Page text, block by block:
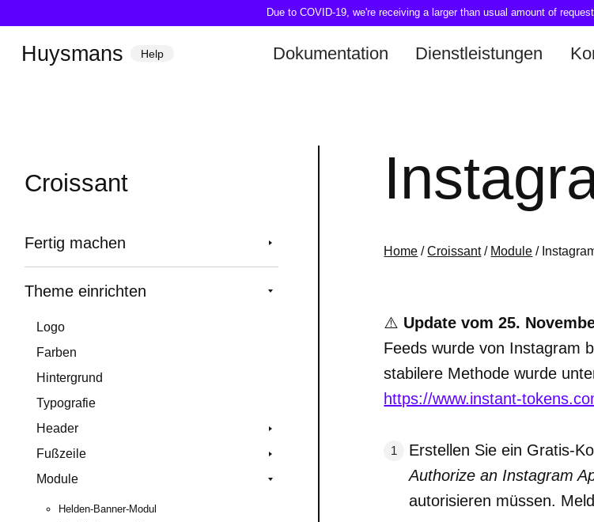
Due to COVID-19, we're receiving a larger than usual amount of
Huysmans Help Dokumentation Dienstleistungen
Croissant
Fertig machen
Theme einrichten
Logo
Farben
Hintergrund
Typografie
Header
Fußzeile
Module
Helden-Banner-Modul
Home /Croissant/ Module /
⚠️ Update vom 25.
Feeds wurde von Instagram
stabilere Methode wurde
https://www.instant-
Erstellen Sie ein Gratis-
Authorize an Instagram
autorisieren müssen.